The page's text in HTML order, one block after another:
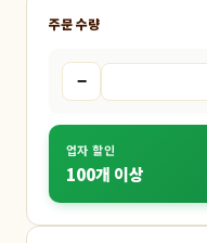
주문 수량
−
업자 할인
100개 이상